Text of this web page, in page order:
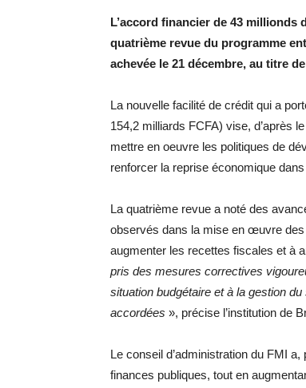
L’accord financier de 43 millionds
quatrième revue du programme
achevée le 21 décembre, au titre
La nouvelle facilité de crédit qui a
154,2 milliards FCFA) vise, d’après
mettre en oeuvre les politiques de
renforcer la reprise économique
La quatrième revue a noté des
observés dans la mise en œuvre
augmenter les recettes fiscales et à
pris des mesures correctives
situation budgétaire et à la gestion
accordées », précise l’institution de
Le conseil d’administration du FMI
finances publiques, tout en